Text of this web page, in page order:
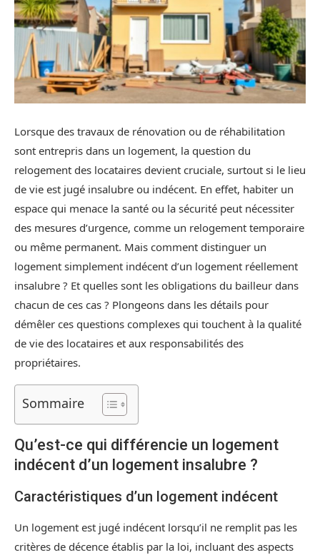
Lorsque des travaux de rénovation ou de réhabilitation
sont entrepris dans un logement, la question du
relogement des locataires devient cruciale, surtout si le lieu
de vie est jugé insalubre ou indécent. En effet, habiter un
espace qui menace la santé ou la sécurité peut nécessiter
des mesures d’urgence, comme un relogement temporaire
ou même permanent. Mais comment distinguer un
logement simplement indécent d’un logement réellement
insalubre ? Et quelles sont les obligations du bailleur dans
chacun de ces cas ? Plongeons dans les détails pour
démêler ces questions complexes qui touchent à la qualité
de vie des locataires et aux responsabilités des
propriétaires.
Sommaire
Qu’est-ce qui différencie un logement
indécent d’un logement insalubre ?
Caractéristiques d’un logement indécent
Un logement est jugé indécent lorsqu’il ne remplit pas les
critères de décence établis par la loi, incluant des aspects